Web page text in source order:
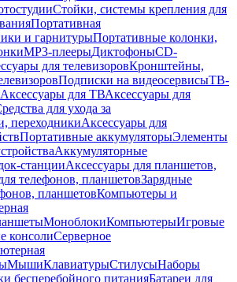
Стойки, системы крепления для
Портативная
и гарнитурыПортативные колонки,
MP3-плеерыДиктофоныCD-
для телевизоровКронштейны,
Подписки на видеосервисыТВ-
Аксессуары для ТВАксессуары для
для ухода за
переходникиАксессуары для
Портативные аккумуляторыЭлементы
Аккумуляторные
станцииАксессуары для планшетов,
телефонов, планшетовЗарядные
планшетовКомпьютеры и
МоноблокиКомпьютерыИгровые
консолиСерверное
МышиКлавиатурыСтилусыНаборы
бесперебойного питанияБатареи для